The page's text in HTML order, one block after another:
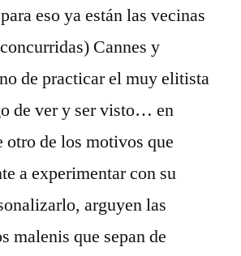
eso ya están las vecinas
Cannes y
de practicar el muy elitista
de ver y ser visto… en
otro de los motivos que
a experimentar con su
arguyen las
malenis que sepan de